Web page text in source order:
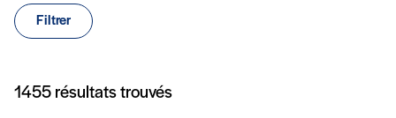
Filtrer
Articles
1455 résultats trouvés